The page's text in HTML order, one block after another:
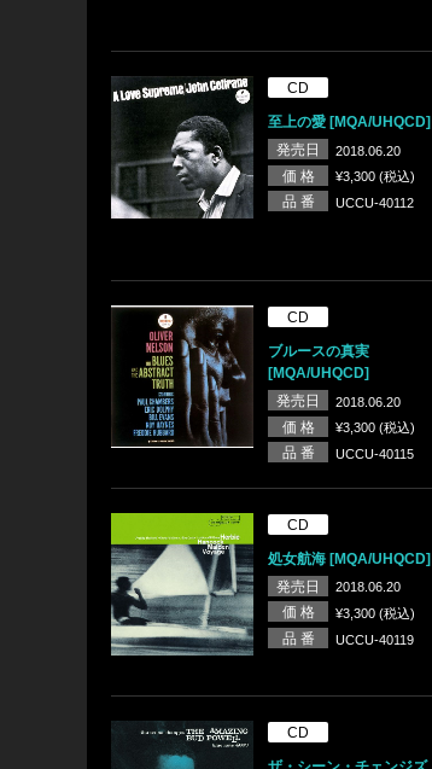
CD
至上の愛 [MQA/UHQCD]
発売日
2018.06.20
価 格 ¥3,300 (税込)
品 番 UCCU-40112
CD
ブルースの真実
[MQA/UHQCD]
発売日
2018.06.20
価 格 ¥3,300 (税込)
品 番 UCCU-40115
CD
処女航海 [MQA/UHQCD]
発売日
2018.06.20
価 格 ¥3,300 (税込)
品 番 UCCU-40119
CD